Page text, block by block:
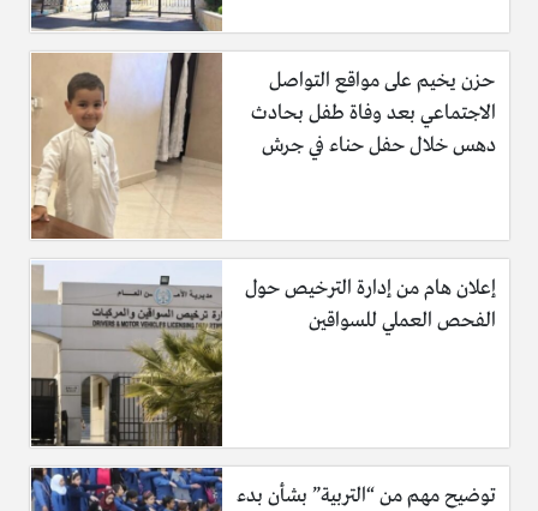
حزن يخيم على مواقع التواصل
الاجتماعي بعد وفاة طفل بحادث
دهس خلال حفل حناء في جرش
إعلان هام من إدارة الترخيص حول
الفحص العملي للسواقين
توضيح مهم من “التربية” بشأن بدء